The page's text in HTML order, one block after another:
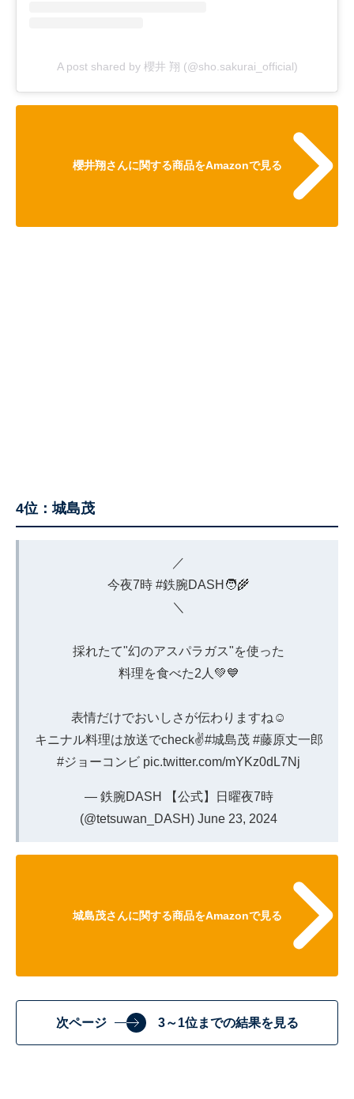
A post shared by 櫻井 翔 (@sho.sakurai_official)
櫻井翔さんに関する商品をAmazonで見る
4位：城島茂
／
今夜7時 #鉄腕DASH 🧑‍🌾
＼
採れたて"幻のアスパラガス"を使った
料理を食べた2人💚💙
表情だけでおいしさが伝わりますね☺️
キニナル料理は放送でcheck✌️#城島茂 #藤原丈一郎
#ジョーコンビ pic.twitter.com/mYKz0dL7Nj
— 鉄腕DASH 【公式】日曜夜7時
(@tetsuwan_DASH) June 23, 2024
城島茂さんに関する商品をAmazonで見る
次ページ 3～1位までの結果を見る